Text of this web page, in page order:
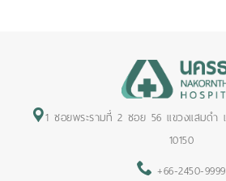
1 ซอยพระรามที่ 2 ซอย 56 แขวงแสมดำ
10150
+66-2450-9999